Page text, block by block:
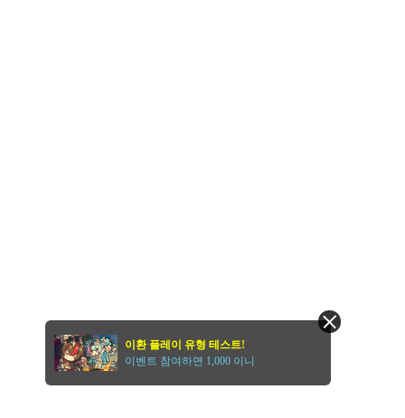
이환 플레이 유형 테스트!
이벤트 참여하면 1,000 이니